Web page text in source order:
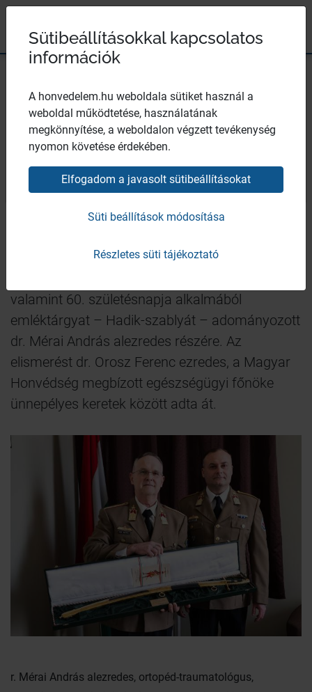
Egészségügyi központ
Több évtizedes szolgálat
27., péntek 12:00
Dr. Böröndi Gábor vezérezredes, a Honvéd
állományában végzett több évtizedes
valamint 60. születésnapja alkalmából
emléktárgyat – Hadik-szablyát – adományozott
dr. Mérai András alezredes részére. Az
elismerést dr. Orosz Ferenc ezredes, a Magyar
Honvédség megbízott egészségügyi főnöke
ünnepélyes keretek között adta át.
r. Mérai András alezredes, ortopéd-traumatológus,
Széchenyi 2020
Sütibeállításokkal kapcsolatos
információk
A honvedelem.hu weboldala sütiket használ a
weboldal működtetése, használatának
megkönnyítése, a weboldalon végzett tevékenység
nyomon követése érdekében.
Elfogadom a javasolt sütibeállításokat
Süti beállítások módosítása
Részletes süti tájékoztató